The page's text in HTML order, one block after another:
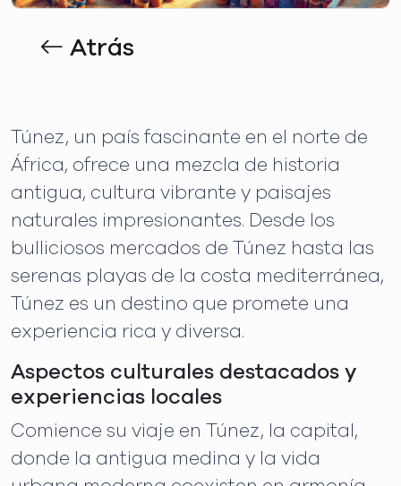
Atrás
Túnez, un país fascinante en el norte de
África, ofrece una mezcla de historia
antigua, cultura vibrante y paisajes
naturales impresionantes. Desde los
bulliciosos mercados de Túnez hasta las
serenas playas de la costa mediterránea,
Túnez es un destino que promete una
experiencia rica y diversa.
Aspectos culturales destacados y
experiencias locales
Comience su viaje en Túnez, la capital,
donde la antigua medina y la vida